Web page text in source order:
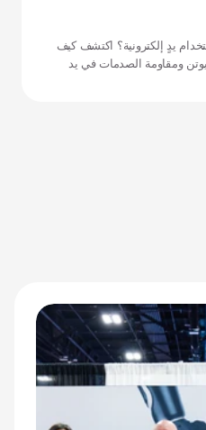
يدٍ إلكترونية؟ اكتشف كيف
قوة القبضة التي تبلغ 152 نيوتن ومقاومة الصدمات في يد